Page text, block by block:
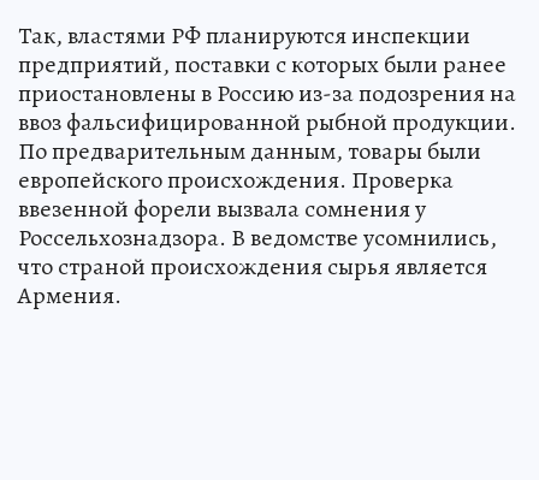
Так, властями РФ планируются инспекции
предприятий, поставки с которых были ранее
приостановлены в Россию из-за подозрения на
ввоз фальсифицированной рыбной продукции.
По предварительным данным, товары были
европейского происхождения. Проверка
ввезенной форели вызвала сомнения у
Россельхознадзора. В ведомстве усомнились,
что страной происхождения сырья является
Армения.